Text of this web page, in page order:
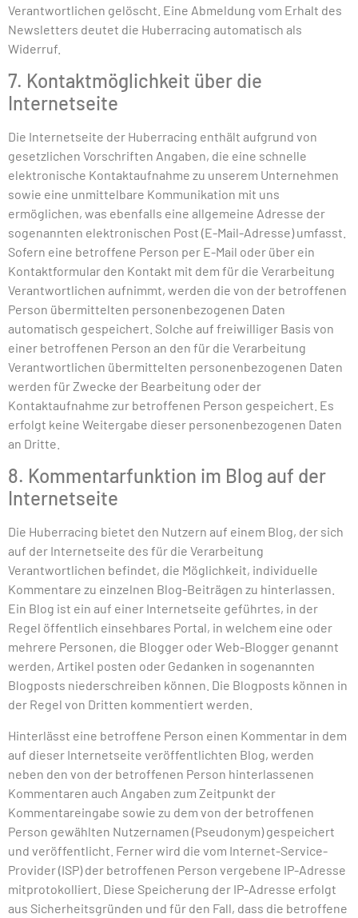
Verantwortlichen gelöscht. Eine Abmeldung vom Erhalt des
Newsletters deutet die Huberracing automatisch als
Widerruf.
7. Kontaktmöglichkeit über die
Internetseite
Die Internetseite der Huberracing enthält aufgrund von
gesetzlichen Vorschriften Angaben, die eine schnelle
elektronische Kontaktaufnahme zu unserem Unternehmen
sowie eine unmittelbare Kommunikation mit uns
ermöglichen, was ebenfalls eine allgemeine Adresse der
sogenannten elektronischen Post (E-Mail-Adresse) umfasst.
Sofern eine betroffene Person per E-Mail oder über ein
Kontaktformular den Kontakt mit dem für die Verarbeitung
Verantwortlichen aufnimmt, werden die von der betroffenen
Person übermittelten personenbezogenen Daten
automatisch gespeichert. Solche auf freiwilliger Basis von
einer betroffenen Person an den für die Verarbeitung
Verantwortlichen übermittelten personenbezogenen Daten
werden für Zwecke der Bearbeitung oder der
Kontaktaufnahme zur betroffenen Person gespeichert. Es
erfolgt keine Weitergabe dieser personenbezogenen Daten
an Dritte.
8. Kommentarfunktion im Blog auf der
Internetseite
Die Huberracing bietet den Nutzern auf einem Blog, der sich
auf der Internetseite des für die Verarbeitung
Verantwortlichen befindet, die Möglichkeit, individuelle
Kommentare zu einzelnen Blog-Beiträgen zu hinterlassen.
Ein Blog ist ein auf einer Internetseite geführtes, in der
Regel öffentlich einsehbares Portal, in welchem eine oder
mehrere Personen, die Blogger oder Web-Blogger genannt
werden, Artikel posten oder Gedanken in sogenannten
Blogposts niederschreiben können. Die Blogposts können in
der Regel von Dritten kommentiert werden.
Hinterlässt eine betroffene Person einen Kommentar in dem
auf dieser Internetseite veröffentlichten Blog, werden
neben den von der betroffenen Person hinterlassenen
Kommentaren auch Angaben zum Zeitpunkt der
Kommentareingabe sowie zu dem von der betroffenen
Person gewählten Nutzernamen (Pseudonym) gespeichert
und veröffentlicht. Ferner wird die vom Internet-Service-
Provider (ISP) der betroffenen Person vergebene IP-Adresse
mitprotokolliert. Diese Speicherung der IP-Adresse erfolgt
aus Sicherheitsgründen und für den Fall, dass die betroffene